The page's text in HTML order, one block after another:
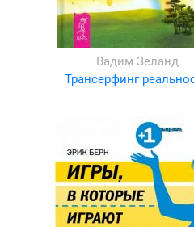
Вадим Зеланд
Трансерфинг